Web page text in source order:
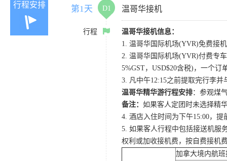
行程安排 第1天 D1 温哥华接机
行程
温哥华接机信息：
1. 温哥华国际机场(YVR)免费接
2. 温哥华国际机场(YVR)付费专
5%GST，USD$20含税)，一个订
3. 凡中午12:15之前提取完行李
温哥华精华游行程安排：参观煤
备注： 如果客人定团时未选择精
4. 酒店入住时间为下午15:00，
5. 如果客人行程中包括接送机服
权利或加收接机费，按自费接机
加拿大境内航班